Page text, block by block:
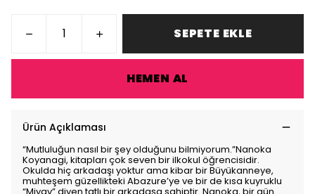
SEPETE EKLE
HEMEN AL
Ürün Açıklaması
“Mutluluğun nasıl bir şey olduğunu bilmiyorum.”Nanoka
Koyanagi, kitapları çok seven bir ilkokul öğrencisidir.
Okulda hiç arkadaşı yoktur ama kibar bir Büyükanneye,
muhteşem güzellikteki Abazure’ye ve bir de kısa kuyruklu